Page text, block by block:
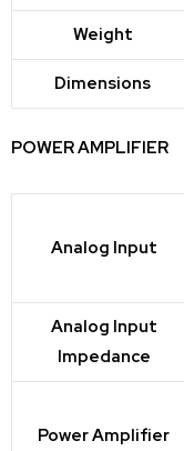
Weight
Dimensions
POWER AMPLIFIER
Analog Input
Analog Input
Impedance
Power Amplifier